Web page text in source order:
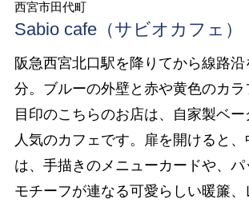
西宮市田代町
Sabio cafe（サビオカフェ）
阪急西宮北口駅を降りてから線路
分。ブルーの外壁と赤や黄色のカ
目印のこちらのお店は、自家製ベ
人気のカフェです。扉を開けると
は、手描きのメニューカードや、
モチーフが連なる可愛らしい暖簾、